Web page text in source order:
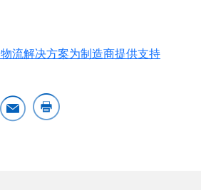
流解决方案为制造商提供支持